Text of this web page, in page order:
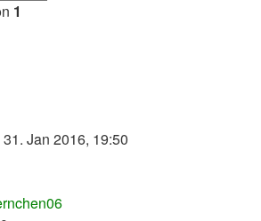
1
Jan 2016, 19:50